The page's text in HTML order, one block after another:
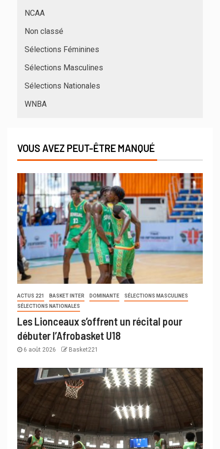
NCAA
Non classé
Sélections Féminines
Sélections Masculines
Sélections Nationales
WNBA
VOUS AVEZ PEUT-ÊTRE MANQUÉ
ACTUS 221 BASKET INTER DOMINANTE
SÉLECTIONS MASCULINES
SÉLECTIONS NATIONALES
Les Lionceaux s’offrent un récital pour
débuter l’Afrobasket U18
6 août 2026 Basket221